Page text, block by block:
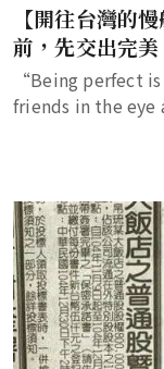
【開往台灣的
前，先交出完美
“Being perfect
friends in the eye